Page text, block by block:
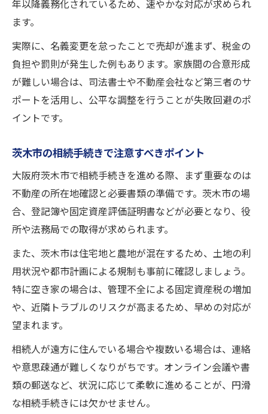
年以降義務化されているため、速やかな対応が求められ
ます。
実際に、名義変更を怠ったことで売却が進まず、税金の
負担や罰則が発生した例もあります。家族間の合意形成
が難しい場合は、司法書士や不動産会社など第三者のサ
ポートを活用し、公平な調整を行うことが失敗回避のポ
イントです。
茨木市の相続手続きで注意すべきポイント
大阪府茨木市で相続手続きを進める際、まず重要なのは
不動産の所在地確認と必要書類の準備です。茨木市の場
合、登記簿や固定資産評価証明書などが必要となり、役
所や法務局での取得が求められます。
また、茨木市は住宅地と農地が混在するため、土地の利
用状況や都市計画による規制も事前に確認しましょう。
特に空き家の場合は、管理不全による固定資産税の増加
や、近隣トラブルのリスクが高まるため、早めの対応が
望まれます。
相続人が遠方に住んでいる場合や複数いる場合は、連絡
や意思疎通が難しくなりがちです。オンライン会議や書
類の郵送など、状況に応じて柔軟に進めることが、円滑
な相続手続きには欠かせません。